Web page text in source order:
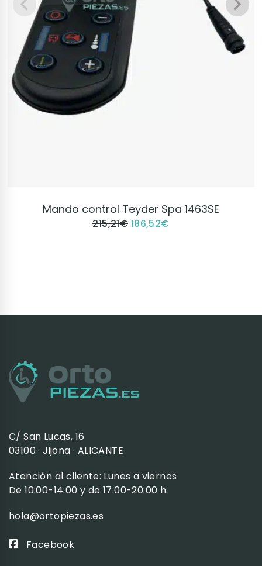
VER PRODUCTO
Mando control Teyder Spa 1463SE
215,21€ 186,52€
C/ San Lucas, 16
03100 · Jijona · ALICANTE
Atención al cliente: Lunes a viernes
De 10:00-14:00 y de 17:00-20:00 h.
hola@ortopiezas.es
Facebook